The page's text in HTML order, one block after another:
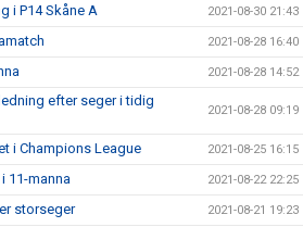
i P14 Skåne A 2021-08-30 21:43
2021-08-28 16:40
2021-08-28 14:52
efter seger i tidig
2021-08-28 09:19
i Champions League 2021-08-25 16:15
11-manna 2021-08-22 22:25
storseger 2021-08-21 19:23